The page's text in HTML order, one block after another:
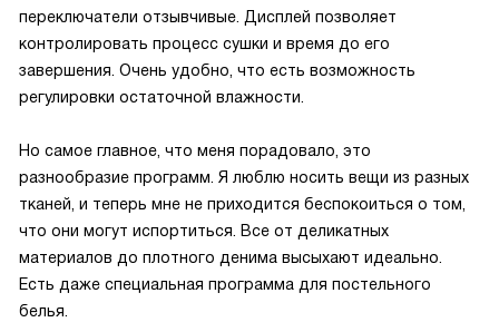
переключатели отзывчивые. Дисплей позволяет
контролировать процесс сушки и время до его
завершения. Очень удобно, что есть возможность
регулировки остаточной влажности.
Но самое главное, что меня порадовало, это
разнообразие программ. Я люблю носить вещи из разных
тканей, и теперь мне не приходится беспокоиться о том,
что они могут испортиться. Все от деликатных
материалов до плотного денима высыхают идеально.
Есть даже специальная программа для постельного
белья.